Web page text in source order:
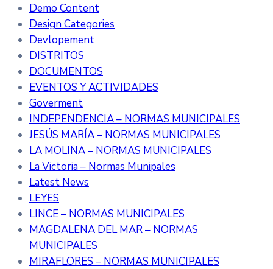
Demo Content
Design Categories
Devlopement
DISTRITOS
DOCUMENTOS
EVENTOS Y ACTIVIDADES
Goverment
INDEPENDENCIA – NORMAS MUNICIPALES
JESÚS MARÍA – NORMAS MUNICIPALES
LA MOLINA – NORMAS MUNICIPALES
La Victoria – Normas Munipales
Latest News
LEYES
LINCE – NORMAS MUNICIPALES
MAGDALENA DEL MAR – NORMAS
MUNICIPALES
MIRAFLORES – NORMAS MUNICIPALES